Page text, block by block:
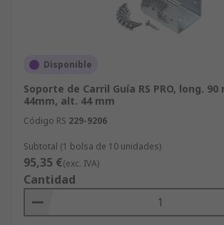
Disponible
Soporte de Carril Guía RS PRO, long.
44mm, alt. 44 mm
Código RS 229-9206
Subtotal (1 bolsa de 10 unidades)
95,35 €(exc. IVA)
Cantidad